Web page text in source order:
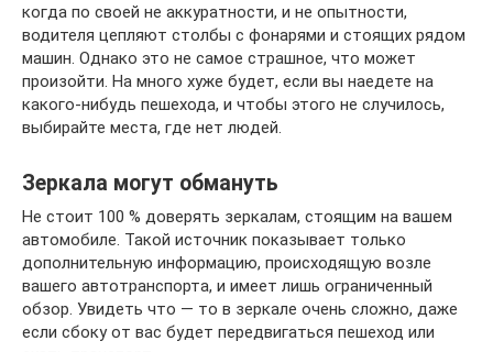
когда по своей не аккуратности, и не опытности,
водителя цепляют столбы с фонарями и стоящих рядом
машин. Однако это не самое страшное, что может
произойти. На много хуже будет, если вы наедете на
какого-нибудь пешехода, и чтобы этого не случилось,
выбирайте места, где нет людей.
Зеркала могут обмануть
Не стоит 100 % доверять зеркалам, стоящим на вашем
автомобиле. Такой источник показывает только
дополнительную информацию, происходящую возле
вашего автотранспорта, и имеет лишь ограниченный
обзор. Увидеть что — то в зеркале очень сложно, даже
если сбоку от вас будет передвигаться пешеход или